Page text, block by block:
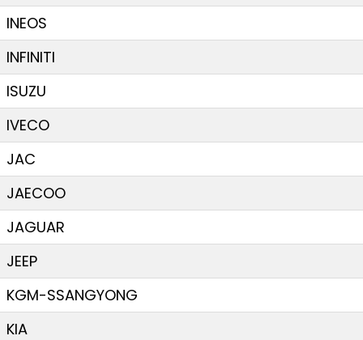
INEOS
INFINITI
ISUZU
IVECO
JAC
JAECOO
JAGUAR
JEEP
KGM-SSANGYONG
KIA